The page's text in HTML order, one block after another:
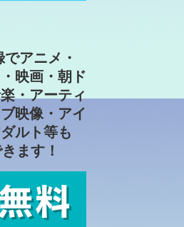
アニメ・
映画・朝ド
・アーティ
映像・アイ
ルト等も
ます！